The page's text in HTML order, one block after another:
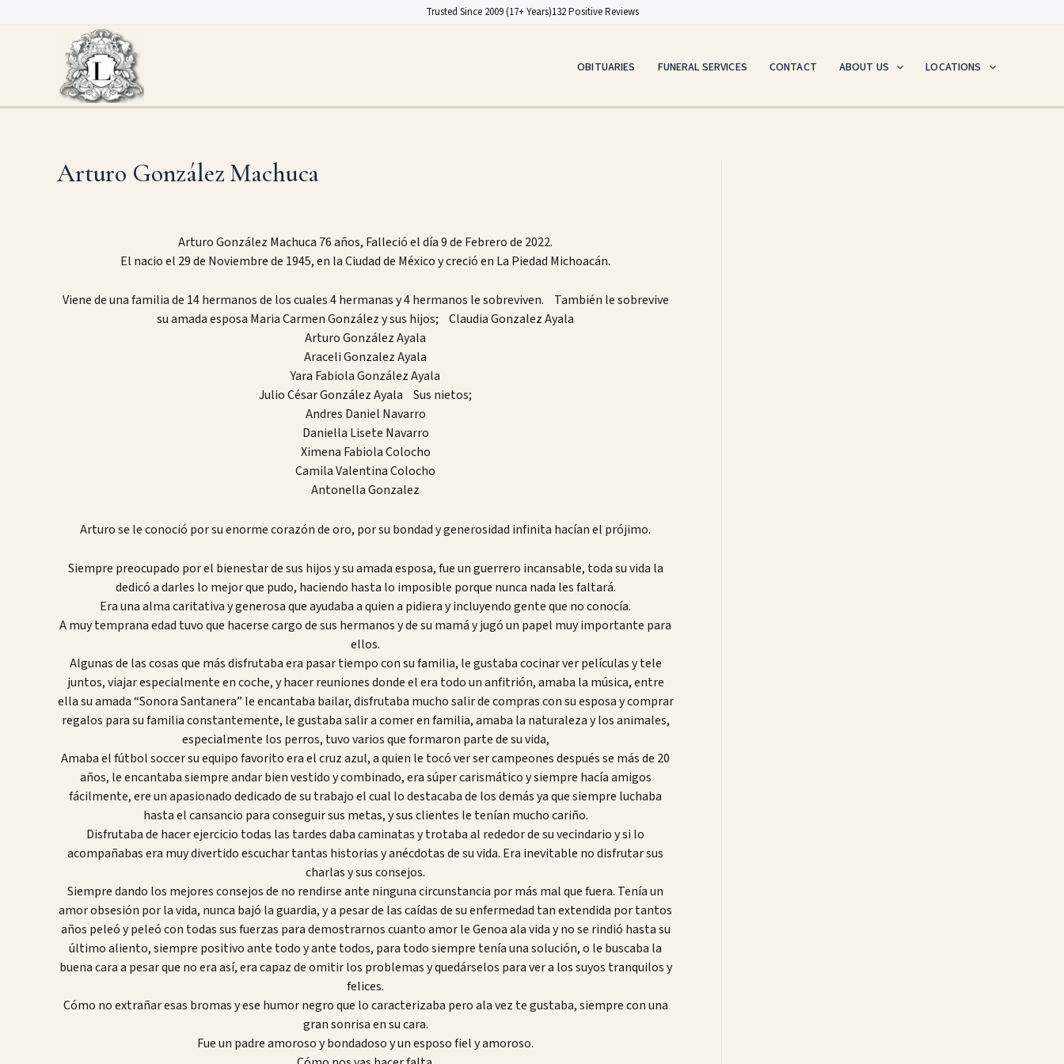
Trusted Since 2009 (17+ Years)132 Positive Reviews
OBITUARIES FUNERAL SERVICES CONTACT ABOUT US LOCATIONS
Arturo González Machuca
Arturo González Machuca 76 años, Falleció el día 9 de Febrero de 2022.
El nacio el 29 de Noviembre de 1945, en la Ciudad de México y creció en La Piedad Michoacán.
Viene de una familia de 14 hermanos de los cuales 4 hermanas y 4 hermanos le sobreviven. También le sobrevive
su amada esposa Maria Carmen González y sus hijos; Claudia Gonzalez Ayala
Arturo González Ayala
Araceli Gonzalez Ayala
Yara Fabiola González Ayala
Julio César González Ayala Sus nietos;
Andres Daniel Navarro
Daniella Lisete Navarro
Ximena Fabiola Colocho
Camila Valentina Colocho
Antonella Gonzalez
Arturo se le conoció por su enorme corazón de oro, por su bondad y generosidad infinita hacían el prójimo.
Siempre preocupado por el bienestar de sus hijos y su amada esposa, fue un guerrero incansable, toda su vida la
dedicó a darles lo mejor que pudo, haciendo hasta lo imposible porque nunca nada les faltará.
Era una alma caritativa y generosa que ayudaba a quien a pidiera y incluyendo gente que no conocía.
A muy temprana edad tuvo que hacerse cargo de sus hermanos y de su mamá y jugó un papel muy importante para
ellos.
Algunas de las cosas que más disfrutaba era pasar tiempo con su familia, le gustaba cocinar ver películas y tele
juntos, viajar especialmente en coche, y hacer reuniones donde el era todo un anfitrión, amaba la música, entre
ella su amada “Sonora Santanera” le encantaba bailar, disfrutaba mucho salir de compras con su esposa y comprar
regalos para su familia constantemente, le gustaba salir a comer en familia, amaba la naturaleza y los animales,
especialmente los perros, tuvo varios que formaron parte de su vida,
Amaba el fútbol soccer su equipo favorito era el cruz azul, a quien le tocó ver ser campeones después se más de 20
años, le encantaba siempre andar bien vestido y combinado, era súper carismático y siempre hacía amigos
fácilmente, ere un apasionado dedicado de su trabajo el cual lo destacaba de los demás ya que siempre luchaba
hasta el cansancio para conseguir sus metas, y sus clientes le tenían mucho cariño.
Disfrutaba de hacer ejercicio todas las tardes daba caminatas y trotaba al rededor de su vecindario y si lo
acompañabas era muy divertido escuchar tantas historias y anécdotas de su vida. Era inevitable no disfrutar sus
charlas y sus consejos.
Siempre dando los mejores consejos de no rendirse ante ninguna circunstancia por más mal que fuera. Tenía un
amor obsesión por la vida, nunca bajó la guardia, y a pesar de las caídas de su enfermedad tan extendida por tantos
años peleó y peleó con todas sus fuerzas para demostrarnos cuanto amor le Genoa ala vida y no se rindió hasta su
último aliento, siempre positivo ante todo y ante todos, para todo siempre tenía una solución, o le buscaba la
buena cara a pesar que no era así, era capaz de omitir los problemas y quedárselos para ver a los suyos tranquilos y
felices.
Cómo no extrañar esas bromas y ese humor negro que lo caracterizaba pero ala vez te gustaba, siempre con una
gran sonrisa en su cara.
Fue un padre amoroso y bondadoso y un esposo fiel y amoroso.